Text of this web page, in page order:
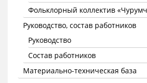
Фольклорный коллектив
Руководство, состав работников
Руководство
Состав работников
Материально-техническая база